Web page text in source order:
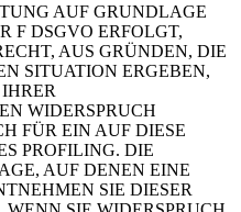
AUF GRUNDLAGE
F DSGVO ERFOLGT,
AUS GRÜNDEN, DIE
SITUATION ERGEBEN,
WIDERSPRUCH
FÜR EIN AUF DIESE
PROFILING. DIE
AUF DENEN EINE
SIE DIESER